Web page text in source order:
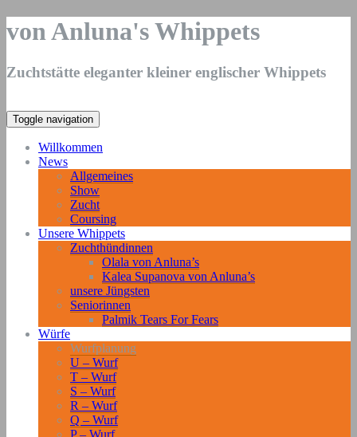
von Anluna's Whippets
Zuchtstätte eleganter kleiner englischer Whippets
Toggle navigation
Willkommen
News
Allgemeines
Show
Zucht
Coursing
Unsere Whippets
Zuchthündinnen
Olala von Anluna’s
Kalea Supanova von Anluna’s
unsere Jüngsten
Seniorinnen
Palmik Tears For Fears
Würfe
Wurfplanung
U – Wurf
T – Wurf
S – Wurf
R – Wurf
Q – Wurf
P – Wurf